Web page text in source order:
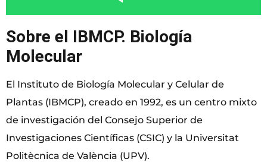
Sobre el IBMCP. Biología
Molecular
El Instituto de Biología Molecular y Celular de
Plantas (IBMCP), creado en 1992, es un centro mixto
de investigación del Consejo Superior de
Investigaciones Científicas (CSIC) y la Universitat
Politècnica de València (UPV).